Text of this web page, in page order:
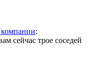
:
сейчас трое соседей